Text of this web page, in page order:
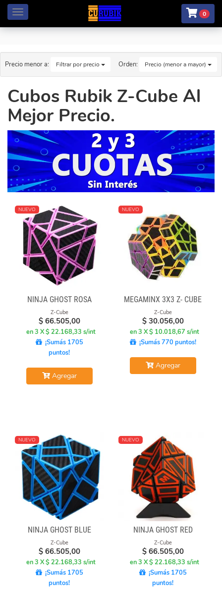
Menú 0
Precio menor a: Filtrar por precio Orden: Precio (menor a mayor)
Cubos Rubik Z-Cube Al
Mejor Precio.
NUEVO
NINJA GHOST ROSA
Z-Cube
$ 66.505,00
en 3 X $ 22.168,33 s/int
¡Sumás 1705
puntos!
Agregar
NUEVO
MEGAMINX 3X3 Z- CUBE
Z-Cube
$ 30.056,00
en 3 X $ 10.018,67 s/int
¡Sumás 770 puntos!
Agregar
NUEVO
NINJA GHOST BLUE
Z-Cube
$ 66.505,00
en 3 X $ 22.168,33 s/int
¡Sumás 1705
puntos!
NUEVO
NINJA GHOST RED
Z-Cube
$ 66.505,00
en 3 X $ 22.168,33 s/int
¡Sumás 1705
puntos!